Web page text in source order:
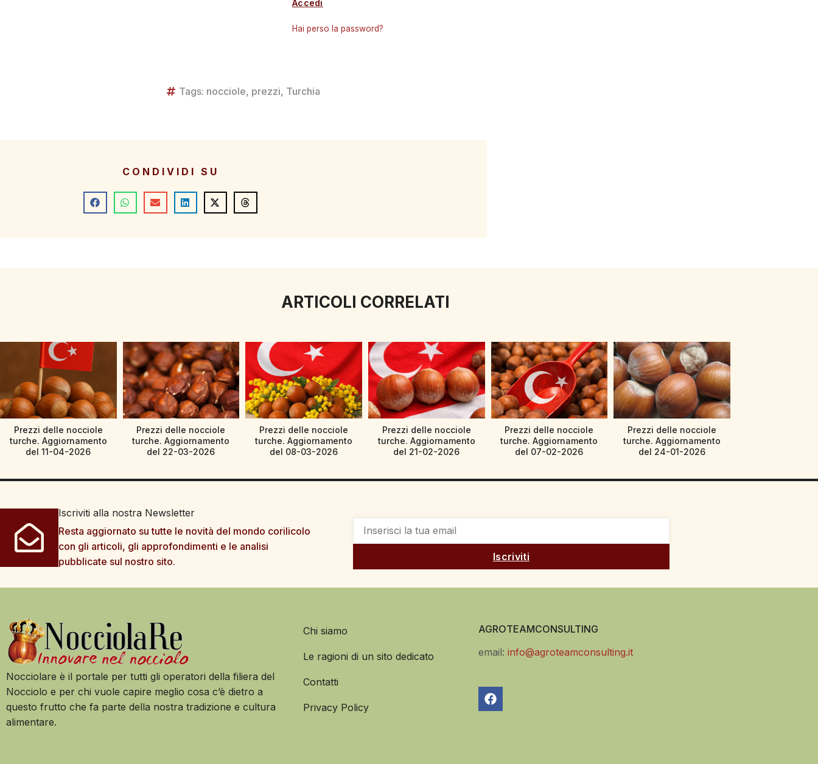
Accedi
Hai perso la password?
Tags: nocciole, prezzi, Turchia
CONDIVIDI SU
ARTICOLI CORRELATI
Prezzi delle nocciole
turche. Aggiornamento
del 11-04-2026
Prezzi delle nocciole
turche. Aggiornamento
del 22-03-2026
Prezzi delle nocciole
turche. Aggiornamento
del 08-03-2026
Prezzi delle nocciole
turche. Aggiornamento
del 21-02-2026
Prezzi delle nocciole
turche. Aggiornamento
del 07-02-2026
Prezzi delle nocciole
turche. Aggiornamento
del 24-01-2026
Iscriviti alla nostra Newsletter
Resta aggiornato su tutte le novità del mondo corilicolo
con gli articoli, gli approfondimenti e le analisi
pubblicate sul nostro sito.
Iscriviti
Nocciolare è il portale per tutti gli operatori della filiera del
Nocciolo e per chi vuole capire meglio cosa c’è dietro a
questo frutto che fa parte della nostra tradizione e cultura
alimentare.
Chi siamo
Le ragioni di un sito dedicato
Contatti
Privacy Policy
AGROTEAMCONSULTING
email:info@agroteamconsulting.it